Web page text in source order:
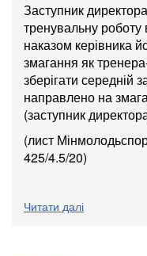
Заступник
тренувальну роботу
наказом керівника
змагання як
зберігати середній
направлено на
(заступник
(лист
425/4.5/20)
Читати далі